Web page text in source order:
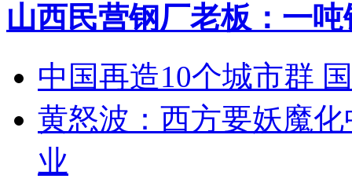
山西民营钢厂老板：一
中国再造10个城市群
黄怒波：西方要妖魔
业